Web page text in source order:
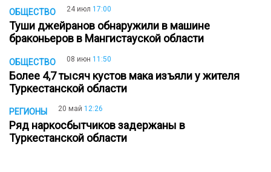
ОБЩЕСТВО 24 июл 17:00
Туши джейранов обнаружили в машине
браконьеров в Мангистауской области
ОБЩЕСТВО 08 июн 11:50
Более 4,7 тысяч кустов мака изъяли у жителя
Туркестанской области
РЕГИОНЫ 20 май 12:26
Ряд наркосбытчиков задержаны в
Туркестанской области